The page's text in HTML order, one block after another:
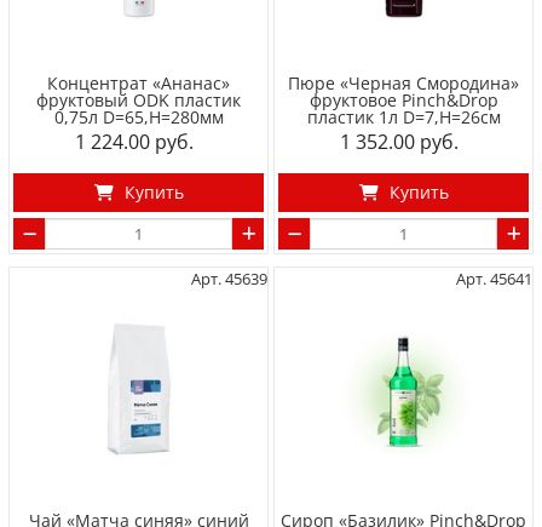
Концентрат «Ананас»
фруктовый ODK пластик
0,75л D=65,H=280мм
1 224.00
Купить
Пюре «Черная Смородина»
фруктовое Pinch&Drop
пластик 1л D=7,H=26см
1 352.00
Купить
Арт. 45639
Чай «Матча синяя» синий
Арт. 45641
Сироп «Базилик» Pinch&Drop